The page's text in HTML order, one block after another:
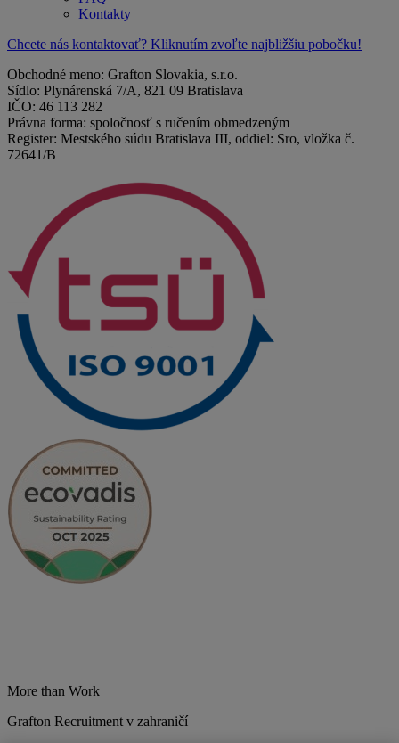
Kontakty
Chcete nás kontaktovať? Kliknutím zvoľte najbližšiu pobočku!
Obchodné meno: Grafton Slovakia, s.r.o.
Sídlo: Plynárenská 7/A, 821 09 Bratislava
IČO: 46 113 282
Právna forma: spoločnosť s ručením obmedzeným
Register: Mestského súdu Bratislava III, oddiel: Sro, vložka č.
72641/B
More than Work
Grafton Recruitment v zahraničí